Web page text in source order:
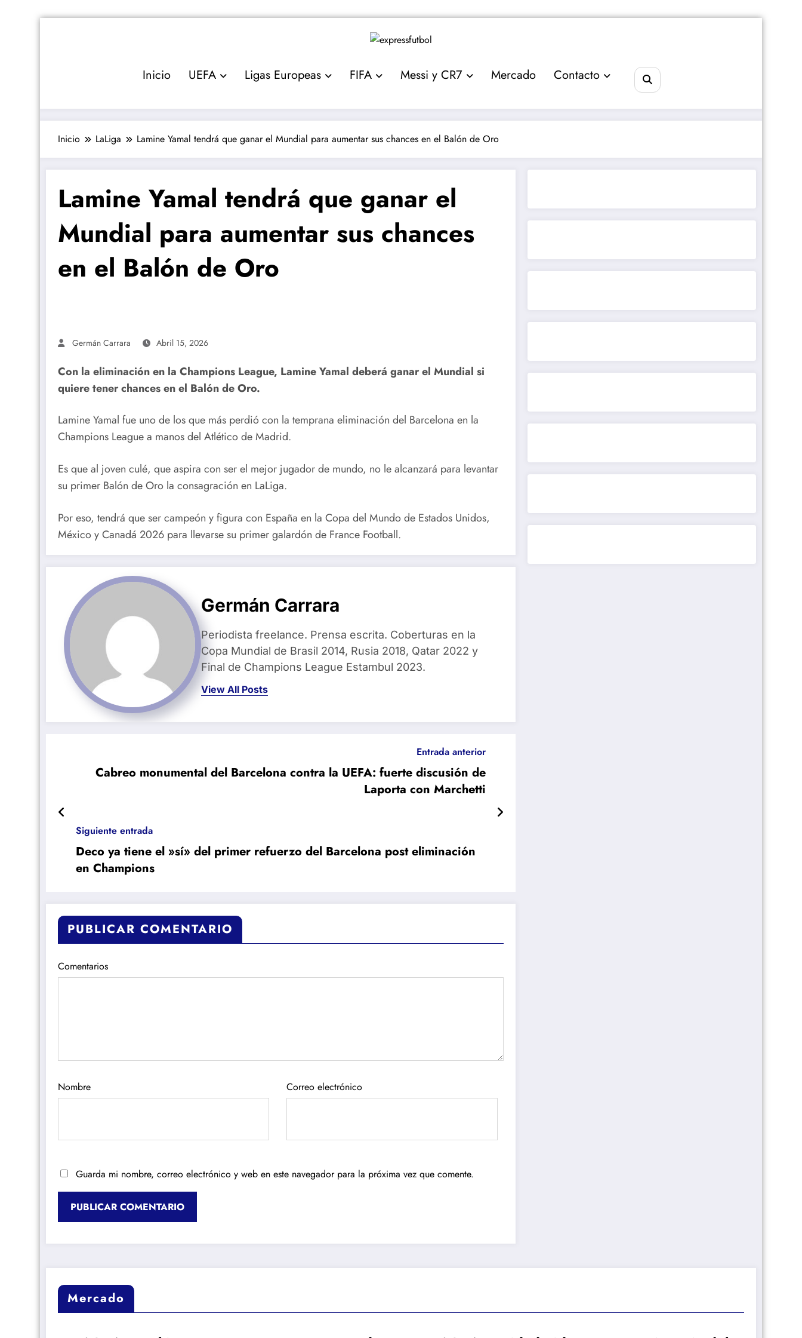
Inicio UEFA Ligas Europeas FIFA Messi y CR7 Mercado Contacto
Inicio LaLiga Lamine Yamal tendrá que ganar el Mundial para aumentar sus chances en el Balón de Oro
Lamine Yamal tendrá que ganar el
Mundial para aumentar sus chances
en el Balón de Oro
Germán Carrara Abril 15, 2026
Con la eliminación en la Champions League, Lamine Yamal deberá ganar el Mundial si
quiere tener chances en el Balón de Oro.
Lamine Yamal fue uno de los que más perdió con la temprana eliminación del Barcelona en la
Champions League a manos del Atlético de Madrid.
Es que al joven culé, que aspira con ser el mejor jugador de mundo, no le alcanzará para levantar
su primer Balón de Oro la consagración en LaLiga.
Por eso, tendrá que ser campeón y figura con España en la Copa del Mundo de Estados Unidos,
México y Canadá 2026 para llevarse su primer galardón de France Football.
Germán Carrara
Periodista freelance. Prensa escrita. Coberturas en la
Copa Mundial de Brasil 2014, Rusia 2018, Qatar 2022 y
Final de Champions League Estambul 2023.
View All Posts
Entrada anterior
Cabreo monumental del Barcelona contra la UEFA: fuerte discusión de
Laporta con Marchetti
Siguiente entrada
Deco ya tiene el »sí» del primer refuerzo del Barcelona post eliminación
en Champions
PUBLICAR COMENTARIO
Comentarios
Nombre Correo electrónico
Guarda mi nombre, correo electrónico y web en este navegador para la próxima vez que comente.
Mercado